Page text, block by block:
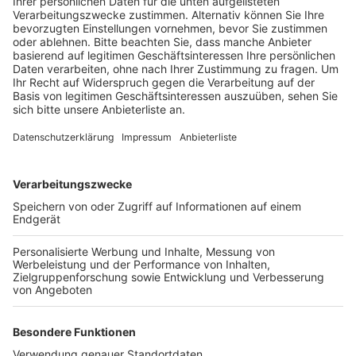
Anzeige
Um besonders genau zu arbeiten, haben sie eine
Vorrichtung für einen 3D-Drucker gebastelt, die
Tintenkiller dort eingespannt und sie so lange über ein
völlig überzeugen. Besonders erstaunt hat sie aber die
großen Unterschiede in einzelnen Aspekten: Einer
konnte beispielsweise nur 42 Meter Tinte löschen,
einer anderer sogar 174 Meter. Das Experiment haben
die vier auch beim bundesweiten Wettbewerb „Jugend
testet“ eingereicht und es in die Top 3 geschafft. Am
Montag fahren sie zur Preisverleihung nach Berlin, wo
sie erfahren, welchen von den ersten drei Plätzen sie